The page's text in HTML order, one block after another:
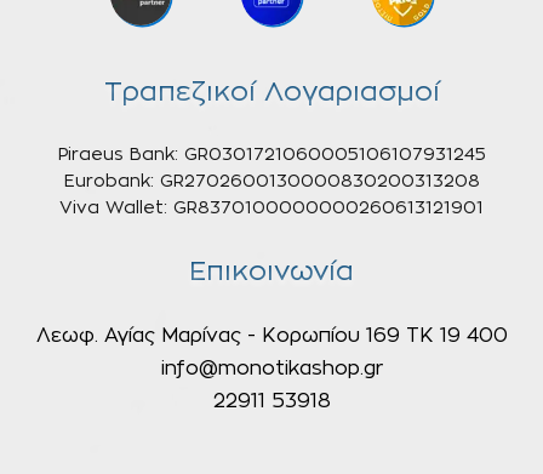
Τραπεζικοί Λογαριασμοί
Piraeus Bank: GR0301721060005106107931245
Eurobank: GR2702600130000830200313208
Viva Wallet: GR8370100000000260613121901
Επικοινωνία
Λεωφ. Αγίας Μαρίνας - Κορωπίου 169 ΤΚ 19 400
info@monotikashop.gr
22911 53918